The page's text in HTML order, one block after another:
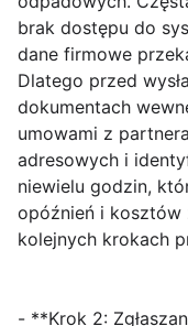
brak dostępu do
dane firmowe
Dlatego przed
dokumentach
umowami z
adresowych i
niewielu godzin,
opóźnień i kosztów
kolejnych krokach
- **Krok 2: